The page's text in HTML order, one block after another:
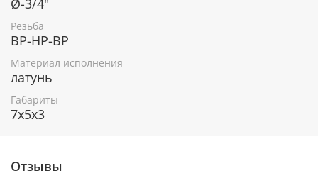
Резьба
ВР-НР-ВР
Материал исполнения
латунь
Габариты
7x5x3
Отзывы